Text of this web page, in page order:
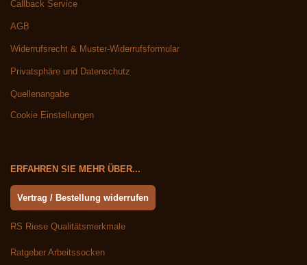
Callback Service
AGB
Widerrufsrecht & Muster-Widerrufsformular
Privatsphäre und Datenschutz
Quellenangabe
Cookie Einstellungen
ERFAHREN SIE MEHR ÜBER...
Vertrag / Bestellung widerrufen
RS Riese Qualitätsmerkmale
Ratgeber Arbeitssocken